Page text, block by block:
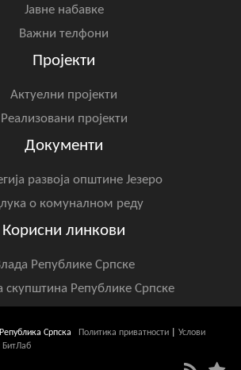
Јавне набавке
Важни телфони
Пројекти
Актуелни пројекти
Реализовани пројекти
Документи
развоја општине Језеро
о комуналном реду
Корисни линкови
Републике Српске
скупштина Републике Српске
Српска Политика приватности
Услови
БитЛаб